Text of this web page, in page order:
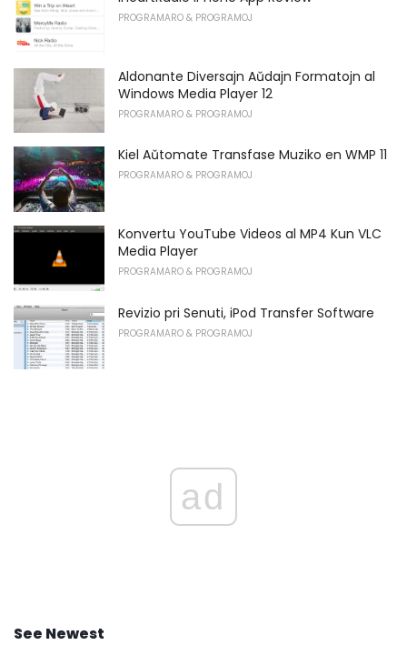
PROGRAMARO & PROGRAMOJ
Aldonante Diversajn Aŭdajn Formatojn al
Windows Media Player 12
PROGRAMARO & PROGRAMOJ
Kiel Aŭtomate Transfase Muziko en WMP 11
PROGRAMARO & PROGRAMOJ
Konvertu YouTube Videos al MP4 Kun VLC
Media Player
PROGRAMARO & PROGRAMOJ
Revizio pri Senuti, iPod Transfer Software
PROGRAMARO & PROGRAMOJ
ad
See Newest